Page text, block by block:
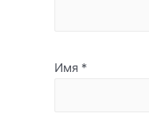
Имя *